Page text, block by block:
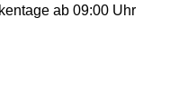
ab 09:00 Uhr